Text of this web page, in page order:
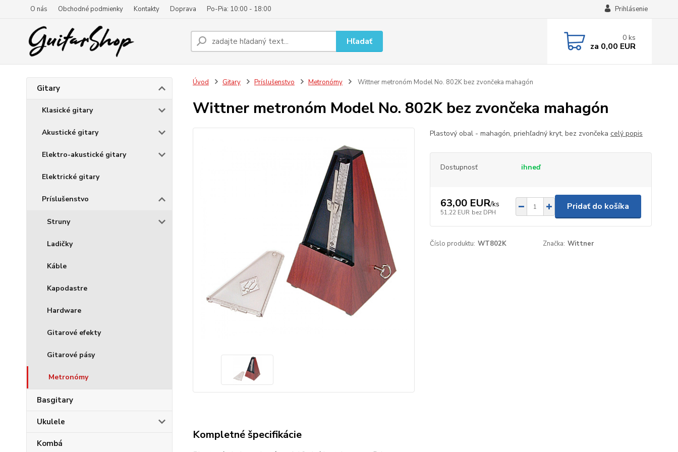
O nás Obchodné podmienky Kontakty Doprava Po-Pia: 10:00 - 18:00 Prihlásenie
Hľadať 0 ks
za 0,00 EUR
Gitary
Klasické gitary
Akustické gitary
Elektro-akustické gitary
Elektrické gitary
Príslušenstvo
Struny
Ladičky
Káble
Kapodastre
Hardware
Gitarové efekty
Gitarové pásy
Metronómy
Basgitary
Ukulele
Kombá
Úvod Gitary Príslušenstvo Metronómy Wittner metronóm Model No. 802K bez zvončeka mahagón
Wittner metronóm Model No. 802K bez zvončeka mahagón
Plastový obal - mahagón, priehľadný kryt, bez zvončeka celý popis
Dostupnosť ihneď
63,00 EUR/ks
51,22 EUR bez DPH
Pridať do košíka
Číslo produktu: WT802K Značka: Wittner
Kompletné špecifikácie